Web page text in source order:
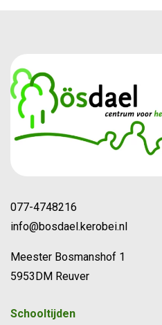
077-4748216
info@bosdael.kerobei.nl
Meester Bosmanshof 1
5953DM Reuver
Schooltijden